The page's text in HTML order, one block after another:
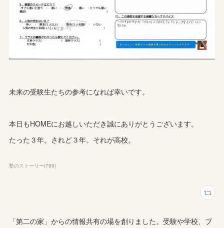
未来の受験生たちの参考になれば幸いです。
本日もHOMEにお越しいただき誠にありがとうございます。
たった３年。されど３年。それが高校。
塾のストーリー(799)
「第二の家」からの情報共有の場を創りました。受験や学校、ブ